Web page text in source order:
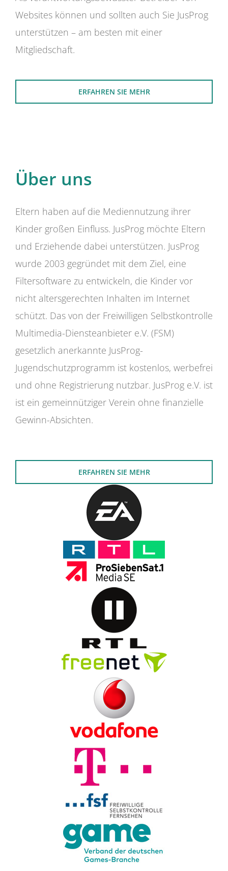
Websites können und sollten auch Sie JusProg
unterstützen – am besten mit einer
Mitgliedschaft.
ERFAHREN SIE MEHR
Über uns
Eltern haben auf die Mediennutzung ihrer
Kinder großen Einfluss. JusProg möchte Eltern
und Erziehende dabei unterstützen. JusProg
wurde 2003 gegründet mit dem Ziel, eine
Filtersoftware zu entwickeln, die Kinder vor
nicht altersgerechten Inhalten im Internet
schützt. Das von der Freiwilligen Selbstkontrolle
Multimedia-Diensteanbieter e.V. (FSM)
gesetzlich anerkannte JusProg-
Jugendschutzprogramm ist kostenlos, werbefrei
und ohne Registrierung nutzbar. JusProg e.V. ist
ist ein gemeinnütziger Verein ohne finanzielle
Gewinn-Absichten.
ERFAHREN SIE MEHR